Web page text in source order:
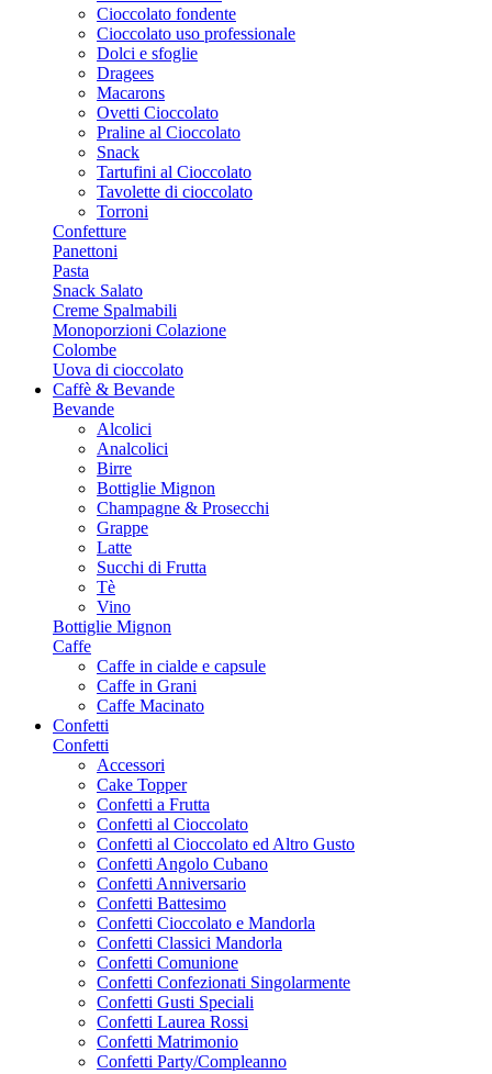
Cioccolato fondente
Cioccolato uso professionale
Dolci e sfoglie
Dragees
Macarons
Ovetti Cioccolato
Praline al Cioccolato
Snack
Tartufini al Cioccolato
Tavolette di cioccolato
Torroni
Confetture
Panettoni
Pasta
Snack Salato
Creme Spalmabili
Monoporzioni Colazione
Colombe
Uova di cioccolato
Caffè & Bevande
Bevande
Alcolici
Analcolici
Birre
Bottiglie Mignon
Champagne & Prosecchi
Grappe
Latte
Succhi di Frutta
Tè
Vino
Bottiglie Mignon
Caffe
Caffe in cialde e capsule
Caffe in Grani
Caffe Macinato
Confetti
Confetti
Accessori
Cake Topper
Confetti a Frutta
Confetti al Cioccolato
Confetti al Cioccolato ed Altro Gusto
Confetti Angolo Cubano
Confetti Anniversario
Confetti Battesimo
Confetti Cioccolato e Mandorla
Confetti Classici Mandorla
Confetti Comunione
Confetti Confezionati Singolarmente
Confetti Gusti Speciali
Confetti Laurea Rossi
Confetti Matrimonio
Confetti Party/Compleanno